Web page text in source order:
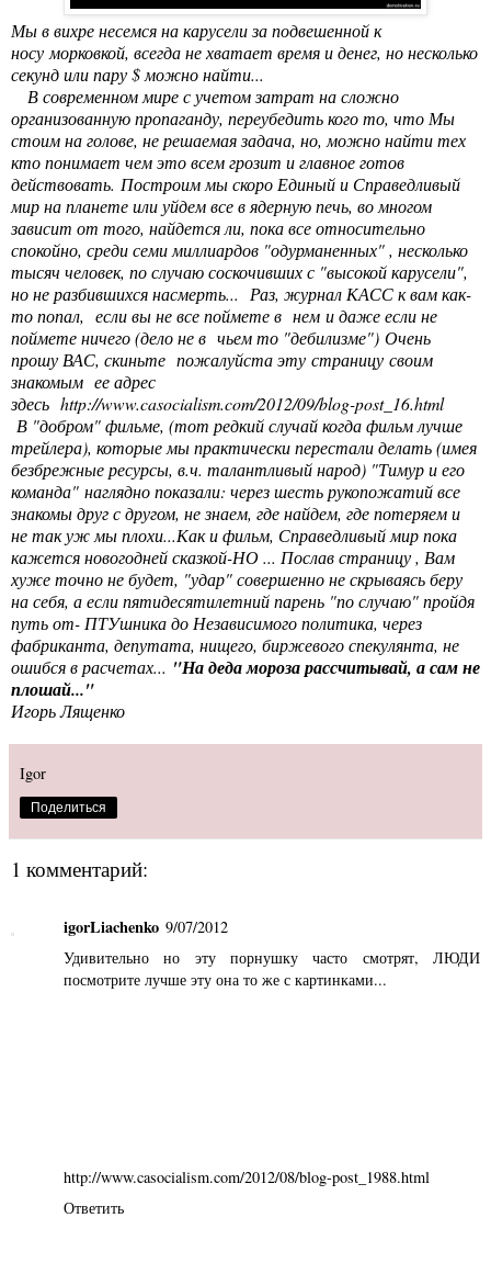
Мы в вихре несемся на карусели за подвешенной к
носу морковкой, всегда не хватает время и денег, но несколько
секунд или пару $ можно найти...
В современном мире с учетом затрат на сложно
организованную пропаганду, переубедить кого то, что Мы
стоим на голове, не решаемая задача, но, можно найти тех
кто понимает чем это всем грозит и главное готов
действовать. Построим мы скоро Единый и Справедливый
мир на планете или уйдем все в ядерную печь, во многом
зависит от того, найдется ли, пока все относительно
спокойно, среди семи миллиардов "одурманенных" , несколько
тысяч человек, по случаю соскочивших с "высокой карусели",
но не разбившихся насмерть... Раз, журнал КАСС к вам как-
то попал, если вы не все поймете в нем и даже если не
поймете ничего (дело не в чьем то "дебилизме") Очень
прошу ВАС, скиньте пожалуйста эту страницу своим
знакомым ее адрес
здесь http://www.casocialism.com/2012/09/blog-post_16.html
В "добром" фильме, (тот редкий случай когда фильм лучше
трейлера), которые мы практически перестали делать (имея
безбрежные ресурсы, в.ч. талантливый народ) "Тимур и его
команда" наглядно показали: через шесть рукопожатий все
знакомы друг с другом, не знаем, где найдем, где потеряем и
не так уж мы плохи...Как и фильм, Справедливый мир пока
кажется новогодней сказкой-НО ... Послав страницу , Вам
хуже точно не будет, "удар" совершенно не скрываясь беру
на себя, а если пятидесятилетний парень "по случаю" пройдя
путь от- ПТУшника до Независимого политика, через
фабриканта, депутата, нищего, биржевого спекулянта, не
ошибся в расчетах... "На деда мороза рассчитывай, а сам не
плошай..."
Игорь Лященко
Igor
Поделиться
1 комментарий:
igorLiachenko 9/07/2012
Удивительно но эту порнушку часто смотрят, ЛЮДИ
посмотрите лучше эту она то же с картинками...
http://www.casocialism.com/2012/08/blog-post_1988.html
Ответить